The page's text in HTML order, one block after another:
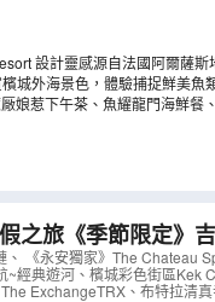
設計靈感源自法國阿爾薩
未受破壞的自然土地，環境寧
來不一般的度假享受。
城外海景色，體驗捕捉鮮美魚
娘惹下午茶、魚耀龍門海鮮餐
蒸河巴丁、乾濕肉骨茶、帝皇
之旅《季節限定》
Spa & Wellness
《永安獨家》The Chateau
經典遊河、檳城彩色街區Kek
ExchangeTRX、布特拉清